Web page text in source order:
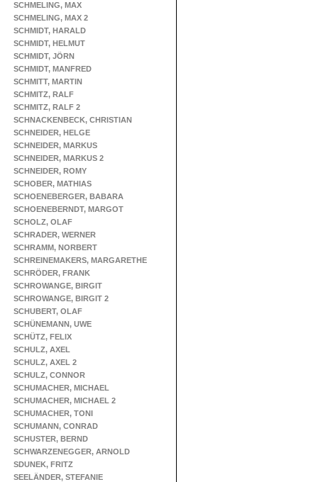
SCHMELING, MAX
SCHMELING, MAX 2
SCHMIDT, HARALD
SCHMIDT, HELMUT
SCHMIDT, JÖRN
SCHMIDT, MANFRED
SCHMITT, MARTIN
SCHMITZ, RALF
SCHMITZ, RALF 2
SCHNACKENBECK, CHRISTIAN
SCHNEIDER, HELGE
SCHNEIDER, MARKUS
SCHNEIDER, MARKUS 2
SCHNEIDER, ROMY
SCHOBER, MATHIAS
SCHOENEBERGER, BABARA
SCHOENEBERNDT, MARGOT
SCHOLZ, OLAF
SCHRADER, WERNER
SCHRAMM, NORBERT
SCHREINEMAKERS, MARGARETHE
SCHRÖDER, FRANK
SCHROWANGE, BIRGIT
SCHROWANGE, BIRGIT 2
SCHUBERT, OLAF
SCHÜNEMANN, UWE
SCHÜTZ, FELIX
SCHULZ, AXEL
SCHULZ, AXEL 2
SCHULZ, CONNOR
SCHUMACHER, MICHAEL
SCHUMACHER, MICHAEL 2
SCHUMACHER, TONI
SCHUMANN, CONRAD
SCHUSTER, BERND
SCHWARZENEGGER, ARNOLD
SDUNEK, FRITZ
SEELÄNDER, STEFANIE